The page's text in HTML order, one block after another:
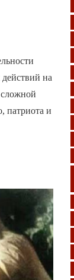
на
патриота и